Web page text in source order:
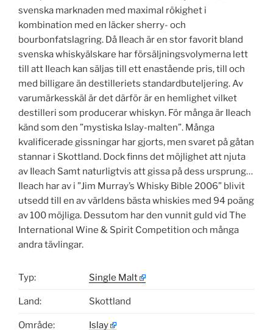
svenska marknaden med maximal rökighet i
kombination med en läcker sherry- och
bourbonfatslagring. Då Ileach är en stor favorit bland
svenska whiskyälskare har försäljningsvolymerna lett
till att Ileach kan säljas till ett enastående pris, till och
med billigare än destilleriets standardbuteljering. Av
varumärkesskäl är det därför är en hemlighet vilket
destilleri som producerar whiskyn. För många är Ileach
känd som den ”mystiska Islay-malten”. Många
kvalificerade gissningar har gjorts, men svaret på gåtan
stannar i Skottland. Dock finns det möjlighet att njuta
av Ileach Samt naturligtvis att gissa på dess ursprung…
Ileach har av i ”Jim Murray’s Whisky Bible 2006” blivit
utsedd till en av världens bästa whiskies med 94 poäng
av 100 möjliga. Dessutom har den vunnit guld vid The
International Wine & Spirit Competition och många
andra tävlingar.
Typ: Single Malt
Land: Skottland
Område: Islay